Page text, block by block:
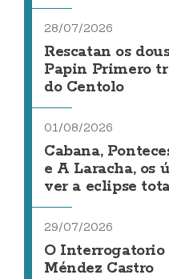
28/07/2026
Rescatan os
Papin Primero
do Centolo
01/08/2026
Cabana,
e A Laracha, os
ver a eclipse
29/07/2026
O Interrogatorio
Méndez Castro